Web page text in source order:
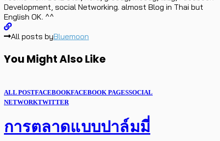
Development, social Networking. almost Blog in Thai but
English OK. ^^
All posts byBluemoon
You Might Also Like
ALL POSTFACEBOOKFACEBOOK PAGESSOCIAL
NETWORKTWITTER
การตลาดแบบปาล์มมี่